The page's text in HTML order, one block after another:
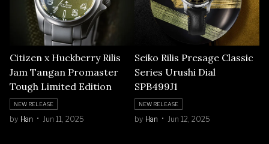
Citizen x Huckberry Rilis
Jam Tangan Promaster
Tough Limited Edition
NEW RELEASE
by Han Jun 11, 2025
Seiko Rilis Presage Classic
Series Urushi Dial
SPB499J1
NEW RELEASE
by Han Jun 12, 2025